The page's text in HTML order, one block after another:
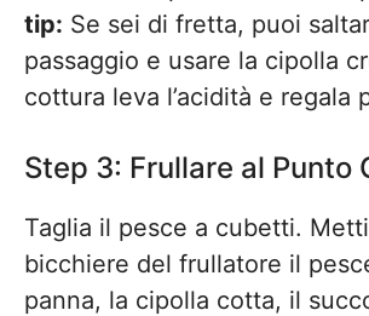
tip: Se sei di fretta, puoi
passaggio e usare la cipolla
cottura leva l’acidità e regala
Step 3: Frullare al Punto
Taglia il pesce a cubetti.
bicchiere del frullatore il
panna, la cipolla cotta, il